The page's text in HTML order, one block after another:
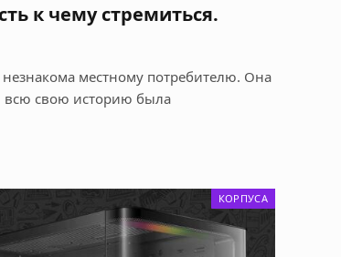
к чему стремиться.
местному потребителю. Она
всю свою историю была
КОРПУСА